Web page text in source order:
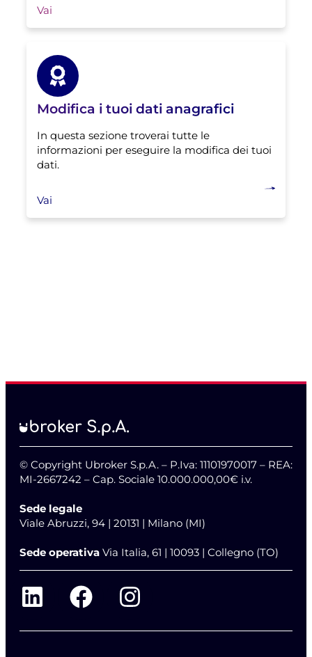
Vai
Modifica i tuoi dati anagrafici
In questa sezione troverai tutte le
informazioni per eseguire la modifica dei tuoi
dati.
Vai
© Copyright Ubroker S.p.A. – P.Iva: 11101970017 – REA:
MI-2667242 – Cap. Sociale 10.000.000,00€ i.v.
Sede legale
Viale Abruzzi, 94 | 20131 | Milano (MI)
Sede operativa Via Italia, 61 | 10093 | Collegno (TO)